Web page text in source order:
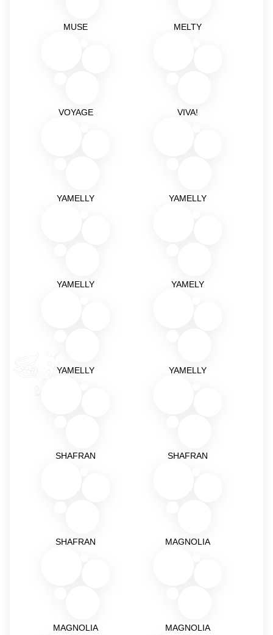
MUSE MELTY
VOYAGE VIVA!
YAMELLY YAMELLY
YAMELLY YAMELY
YAMELLY YAMELLY
SHAFRAN SHAFRAN
SHAFRAN MAGNOLIA
MAGNOLIA MAGNOLIA